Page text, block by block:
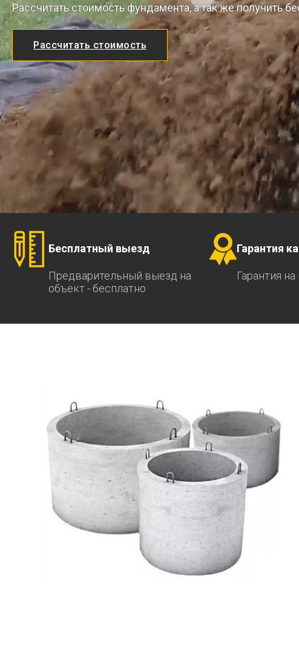
Рассчитать стоимость фундамента, а так же получить
Рассчитать стоимость
Бесплатный выезд
Предварительный выезд на
объект - бесплатно
Гарантия
Гарантия